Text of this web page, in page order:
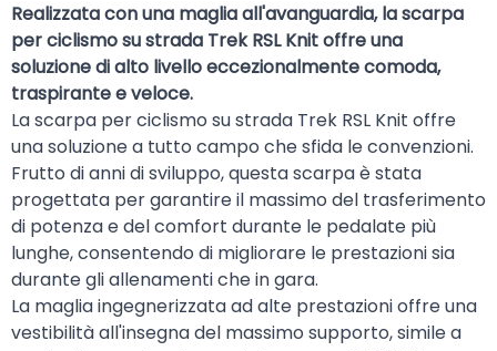
Realizzata con una maglia all'avanguardia, la scarpa
per ciclismo su strada Trek RSL Knit offre una
soluzione di alto livello eccezionalmente comoda,
traspirante e veloce.
La scarpa per ciclismo su strada Trek RSL Knit offre
una soluzione a tutto campo che sfida le convenzioni.
Frutto di anni di sviluppo, questa scarpa è stata
progettata per garantire il massimo del trasferimento
di potenza e del comfort durante le pedalate più
lunghe, consentendo di migliorare le prestazioni sia
durante gli allenamenti che in gara.
La maglia ingegnerizzata ad alte prestazioni offre una
vestibilità all'insegna del massimo supporto, simile a